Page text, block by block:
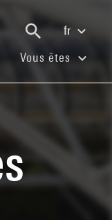
fr
(current)
Vous êtes